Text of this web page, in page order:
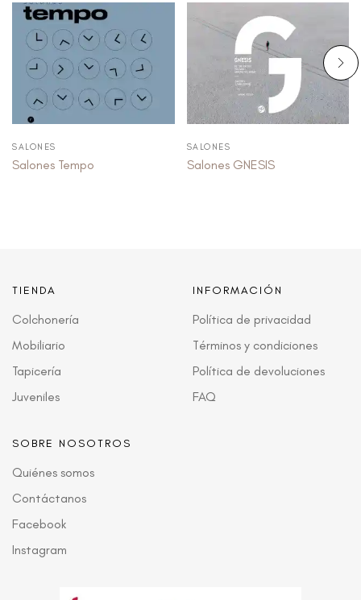
SALONES
Salones Tempo
SALONES
Salones GNESIS
TIENDA
Colchonería
Mobiliario
Tapicería
Juveniles
INFORMACIÓN
Política de privacidad
Términos y condiciones
Política de devoluciones
FAQ
SOBRE NOSOTROS
Quiénes somos
Contáctanos
Facebook
Instagram